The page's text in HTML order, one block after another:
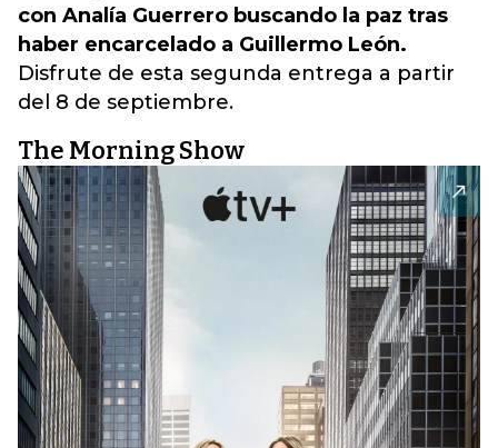
con Analía Guerrero buscando la paz tras
haber encarcelado a Guillermo León.
Disfrute de esta segunda entrega a partir
del 8 de septiembre.
The Morning Show